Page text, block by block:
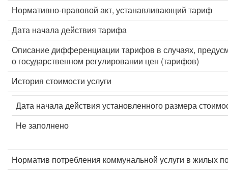
Нормативно-правовой акт, устанавливающий тариф
Дата начала действия тарифа
Описание дифференциации тарифов в случаях,
о государственном регулировании цен (тарифов)
История стоимости услуги
Дата начала действия установленного размера
Не заполнено
Норматив потребления коммунальной услуги в жилых